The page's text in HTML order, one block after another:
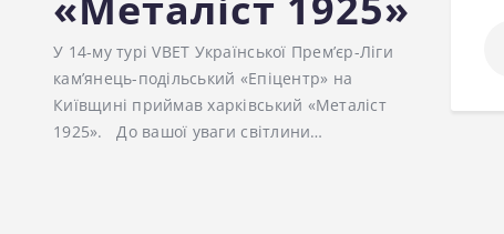
У 14-му турі VBET Української Прем’єр-Ліги
кам’янець-подільський «Епіцентр» на
Київщині приймав харківський «Металіст
1925». До вашої уваги світлини…